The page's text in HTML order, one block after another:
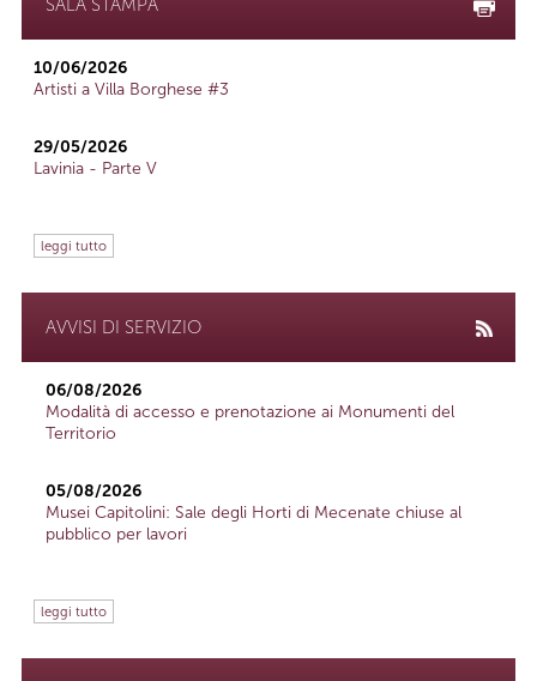
SALA STAMPA
10/06/2026
Artisti a Villa Borghese #3
29/05/2026
Lavinia - Parte V
leggi tutto
AVVISI DI SERVIZIO
06/08/2026
Modalità di accesso e prenotazione ai Monumenti del
Territorio
05/08/2026
Musei Capitolini: Sale degli Horti di Mecenate chiuse al
pubblico per lavori
leggi tutto